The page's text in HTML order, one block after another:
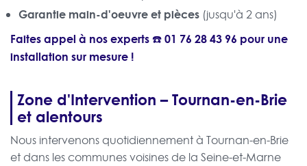
Garantie main-d'oeuvre et pièces (jusqu'à 2 ans)
Faites appel à nos experts ☎️01 76 28 43 96 pour une
installation sur mesure !
Zone d'Intervention – Tournan-en-Brie
et alentours
Nous intervenons quotidiennement à Tournan-en-Brie
et dans les communes voisines de la Seine-et-Marne